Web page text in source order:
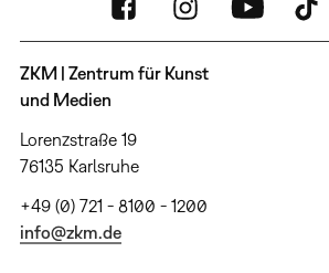
ZKM | Zentrum für Kunst
und Medien
Lorenzstraße 19
76135 Karlsruhe
+49 (0) 721 - 8100 - 1200
info@zkm.de